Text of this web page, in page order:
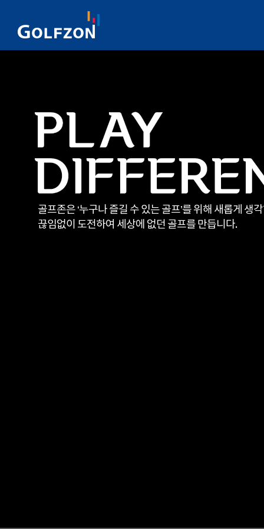
골프존은 ‘누구나 즐길 수 있는 골프’를 위해 새롭게 생
끊임없이 도전하여 세상에 없던 골프를 만듭니다.